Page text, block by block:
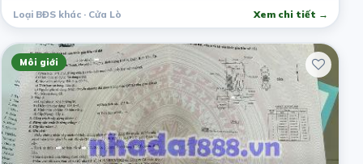
Loại BĐS khác · Cửa Lò Xem chi tiết →
Môi giới